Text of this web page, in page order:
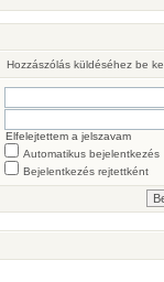
Hozzászólás küldéséhez be
Elfelejtettem a jelszavam
Automatikus bejelentkezés
Bejelentkezés rejtettként